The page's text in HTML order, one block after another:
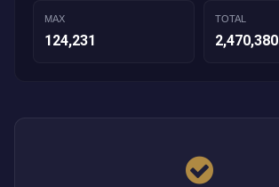
MAX
124,231
TOTAL
2,470,380